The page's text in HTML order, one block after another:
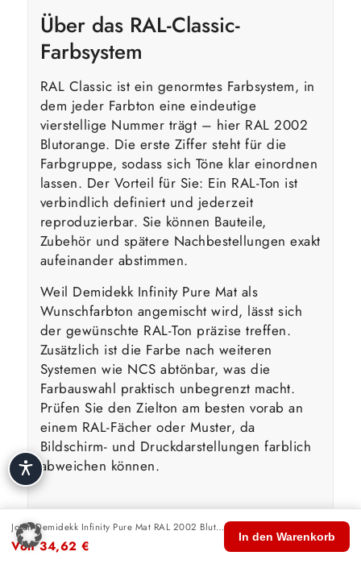
Über das RAL-Classic-
Farbsystem
RAL Classic ist ein genormtes Farbsystem, in
dem jeder Farbton eine eindeutige
vierstellige Nummer trägt – hier RAL 2002
Blutorange. Die erste Ziffer steht für die
Farbgruppe, sodass sich Töne klar einordnen
lassen. Der Vorteil für Sie: Ein RAL-Ton ist
verbindlich definiert und jederzeit
reproduzierbar. Sie können Bauteile,
Zubehör und spätere Nachbestellungen exakt
aufeinander abstimmen.
Weil Demidekk Infinity Pure Mat als
Wunschfarbton angemischt wird, lässt sich
der gewünschte RAL-Ton präzise treffen.
Zusätzlich ist die Farbe nach weiteren
Systemen wie NCS abtönbar, was die
Farbauswahl praktisch unbegrenzt macht.
Prüfen Sie den Zielton am besten vorab an
einem RAL-Fächer oder Muster, da
Bildschirm- und Druckdarstellungen farblich
abweichen können.
Wasserbasierte Technologie &
Umwelt
Jotun Demidekk Infinity Pure Mat RAL 2002 Blutorange
Von34,62 €
In den Warenkorb
🏠
Start
🛍️ 🔍 🛒
Warenkorb
👤
Konto